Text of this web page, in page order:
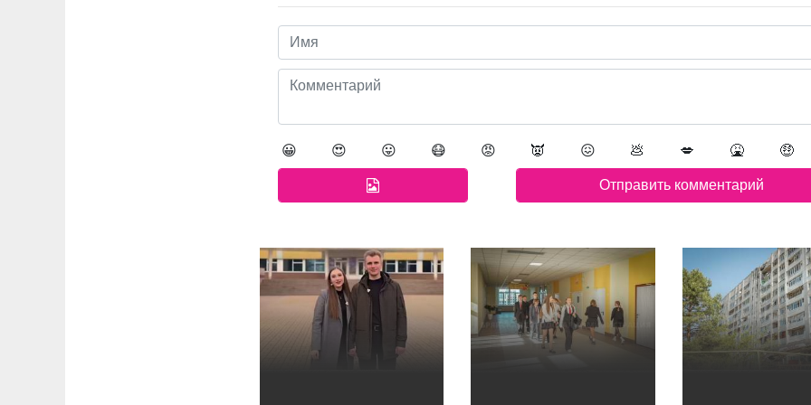
😀 😍 😛 😷 😡 👿 😖 💩 💋 🤮 🤑